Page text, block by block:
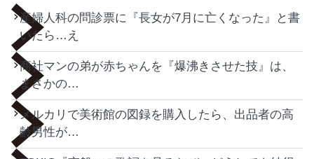
産婦人科の問診票に『長女が7月に亡くなった』と書
いたら…え
商社マンの弟が赤ちゃんを『爆沸きさせた技』は、
まさかの…
メルカリで美術館の図録を購入したら、出品者の高
齢男性が…